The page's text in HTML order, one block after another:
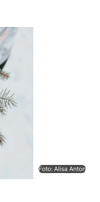
Foto: Alisa Anton